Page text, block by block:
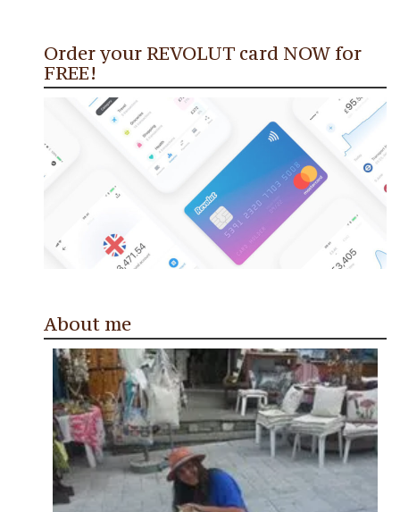
Order your REVOLUT card NOW for
FREE!
About me